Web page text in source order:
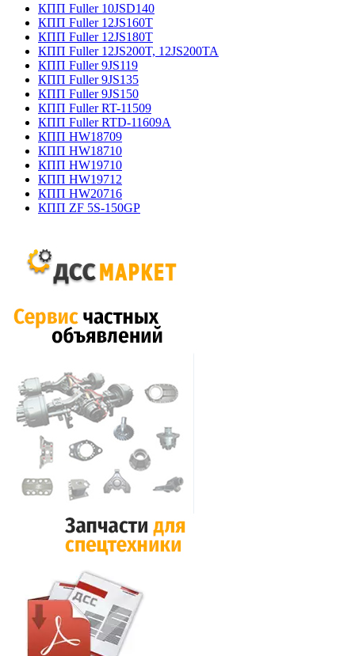
КПП Fuller 10JSD140
КПП Fuller 12JS160T
КПП Fuller 12JS180T
КПП Fuller 12JS200T, 12JS200TA
КПП Fuller 9JS119
КПП Fuller 9JS135
КПП Fuller 9JS150
КПП Fuller RT-11509
КПП Fuller RTD-11609A
КПП HW18709
КПП HW18710
КПП HW19710
КПП HW19712
КПП HW20716
КПП ZF 5S-150GP